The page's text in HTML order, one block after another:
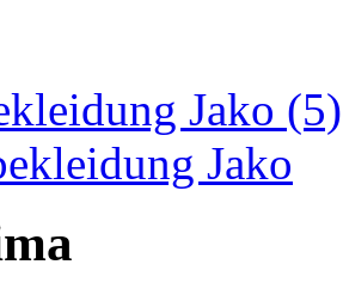
Jako (5)
Jako